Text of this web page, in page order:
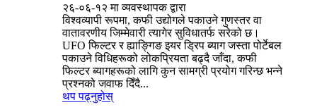
२६-०६-१२ मा व्यवस्थापक द्वारा
विश्वव्यापी रूपमा, कफी उद्योगले पकाउने गुणस्तर वा
वातावरणीय जिम्मेवारी त्यागेर सुविधातर्फ सरेको छ।
UFO फिल्टर र ह्याङ्गिङ इयर ड्रिप ब्याग जस्ता पोर्टेबल
पकाउने विधिहरूको लोकप्रियता बढ्दै जाँदा, कफी
फिल्टर ब्यागहरूको लागि कुन सामग्री प्रयोग गरिन्छ भन्ने
प्रश्नको जवाफ दिँदै...
थप पढ्नुहोस्